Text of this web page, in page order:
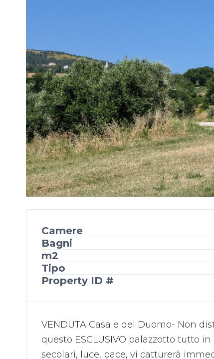
Camere
Bagni
m2
Tipo
Property ID #
VENDUTA Casale del Duomo- Non
questo ESCLUSIVO palazzotto tutto
secolari, luce, pace, vi catturerà